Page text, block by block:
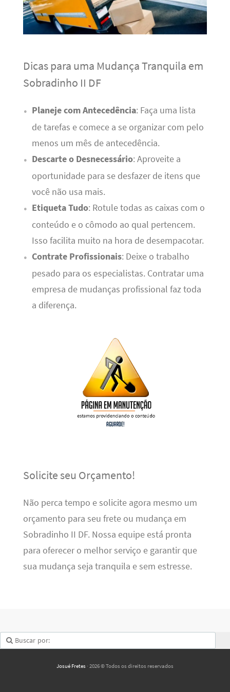
Dicas para uma Mudança Tranquila em
Sobradinho II DF
Planeje com Antecedência: Faça uma lista
de tarefas e comece a se organizar com pelo
menos um mês de antecedência.
Descarte o Desnecessário: Aproveite a
oportunidade para se desfazer de itens que
você não usa mais.
Etiqueta Tudo: Rotule todas as caixas com o
conteúdo e o cômodo ao qual pertencem.
Isso facilita muito na hora de desempacotar.
Contrate Profissionais: Deixe o trabalho
pesado para os especialistas. Contratar uma
empresa de mudanças profissional faz toda
a diferença.
Solicite seu Orçamento!
Não perca tempo e solicite agora mesmo um
orçamento para seu frete ou mudança em
Sobradinho II DF. Nossa equipe está pronta
para oferecer o melhor serviço e garantir que
sua mudança seja tranquila e sem estresse.
Josué Fretes · 2026 © Todos os direitos reservados